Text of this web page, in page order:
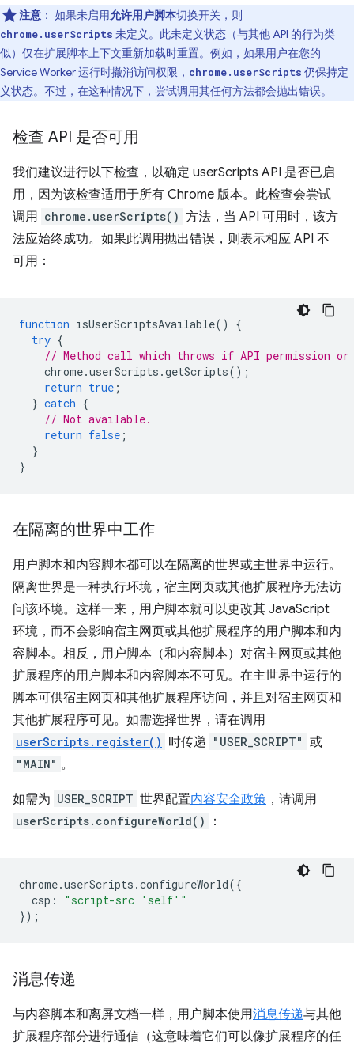
注意 ： 如果未启用允许用户脚本切换开关，则
chrome.userScripts 未定义。此未定义状态（与其他 API 的行为类
似）仅在扩展脚本上下文重新加载时重置。例如，如果用户在您的
Service Worker 运行时撤消访问权限， chrome.userScripts 仍保持定
义状态。不过，在这种情况下，尝试调用其任何方法都会抛出错误。
检查 API 是否可用
我们建议进行以下检查，以确定 userScripts API 是否已启
用，因为该检查适用于所有 Chrome 版本。此检查会尝试
调用 chrome.userScripts() 方法，当 API 可用时，该方
法应始终成功。如果此调用抛出错误，则表示相应 API 不
可用：
function isUserScriptsAvailable()
{
try {
// Method call which throws if API permission
chrome.userScripts .getScripts();
return true ;
} catch {
// Not available.
return false ;
}
}
在隔离的世界中工作
用户脚本和内容脚本都可以在隔离的世界或主世界中运行。
隔离世界是一种执行环境，宿主网页或其他扩展程序无法访
问该环境。这样一来，用户脚本就可以更改其 JavaScript
环境，而不会影响宿主网页或其他扩展程序的用户脚本和内
容脚本。相反，用户脚本（和内容脚本）对宿主网页或其他
扩展程序的用户脚本和内容脚本不可见。在主世界中运行的
脚本可供宿主网页和其他扩展程序访问，并且对宿主网页和
其他扩展程序可见。如需选择世界，请在调用
userScripts.register() 时传递 "USER_SCRIPT" 或
"MAIN" 。
如需为 USER_SCRIPT 世界配置内容安全政策 ，请调用
userScripts.configureWorld() ：
chrome.userScripts .configureWorld({
csp :
"script-src 'self'"
});
消息传递
与内容脚本和离屏文档一样，用户脚本使用消息传递与其他
扩展程序部分进行通信（这意味着它们可以像扩展程序的任